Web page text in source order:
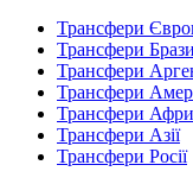
Трансфери
Трансфери
Трансфери
Трансфери
Трансфери
Трансфери Азії
Трансфери Росії